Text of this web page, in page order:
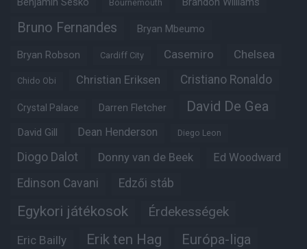
Bournemouth
Bruno Fernandes Bryan Mbeumo
Bryan Robson Cardiff City Casemiro Chelsea
Chido Obi Christian Eriksen Cristiano Ronaldo
Crystal Palace Darren Fletcher David De Gea
David Gill Dean Henderson Diego Leon
Diogo Dalot Donny van de Beek Ed Woodward
Edinson Cavani Edzői stáb
Egykori játékosok Érdekességek
Eric Bailly Erik ten Hag Európa-liga